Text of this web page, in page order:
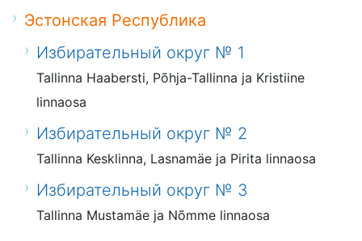
Эстонская Республика
Избирательный округ № 1
Tallinna Haabersti, Põhja-Tallinna ja Kristiine
linnaosa
Избирательный округ № 2
Tallinna Kesklinna, Lasnamäe ja Pirita linnaosa
Избирательный округ № 3
Tallinna Mustamäe ja Nõmme linnaosa